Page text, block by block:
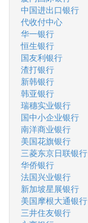
中国进出口银行
代收付中心
华一银行
恒生银行
国友利银行
渣打银行
新韩银行
韩亚银行
瑞穗实业银行
国中小企业银行
南洋商业银行
美国花旗银行
三菱东京日联银行
华侨银行
法国兴业银行
新加坡星展银行
美国摩根大通银行
三井住友银行